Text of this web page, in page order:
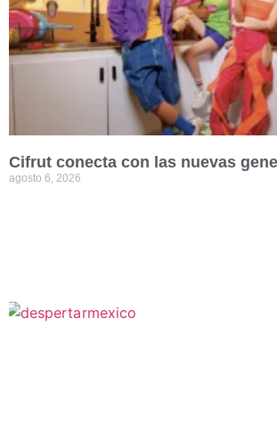
Cifrut conecta con las nuevas
agosto 6, 2026